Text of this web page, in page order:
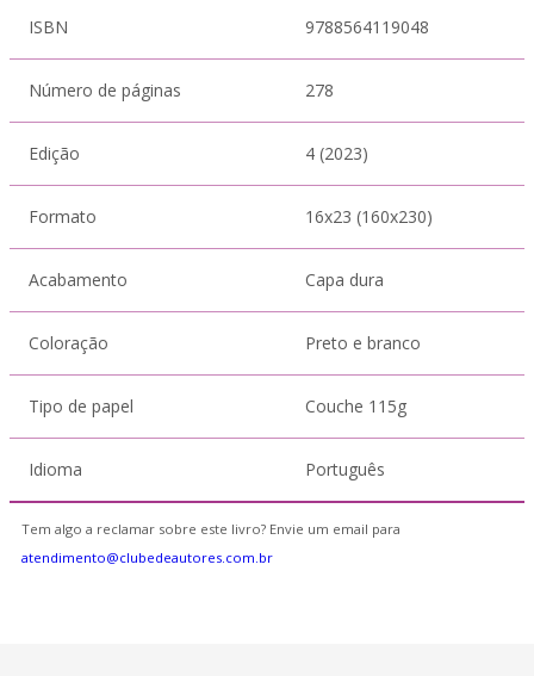
ISBN 9788564119048
Número de páginas 278
Edição 4 (2023)
Formato 16x23 (160x230)
Acabamento Capa dura
Coloração Preto e branco
Tipo de papel Couche 115g
Idioma Português
Tem algo a reclamar sobre este livro? Envie um email para
atendimento@clubedeautores.com.br